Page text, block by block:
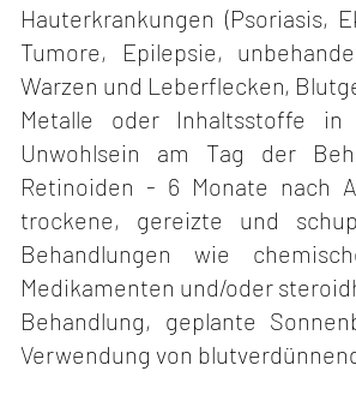
Hauterkrankungen (Psoriasis,
Tumore, Epilepsie,
Warzen und Leberflecken,
Metalle oder Inhaltsstoffe in
Unwohlsein am Tag der
Retinoiden - 6 Monate nach
trockene, gereizte und
Behandlungen wie
Medikamenten und/oder
Behandlung, geplante
Verwendung von